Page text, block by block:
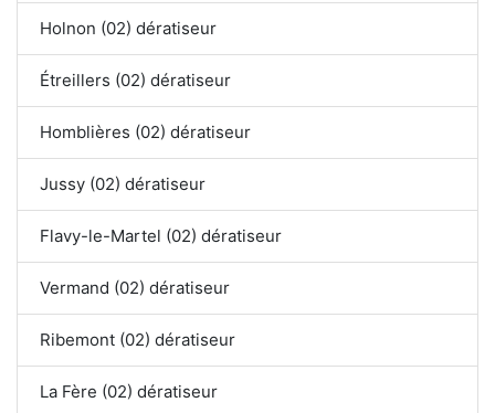
Holnon (02) dératiseur
Étreillers (02) dératiseur
Homblières (02) dératiseur
Jussy (02) dératiseur
Flavy-le-Martel (02) dératiseur
Vermand (02) dératiseur
Ribemont (02) dératiseur
La Fère (02) dératiseur